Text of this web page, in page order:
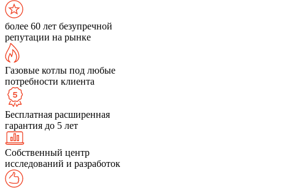
более 60 лет безупречной
репутации на рынке
Газовые котлы под любые
потребности клиента
Бесплатная расширенная
гарантия до 5 лет
Собственный центр
исследований и разработок